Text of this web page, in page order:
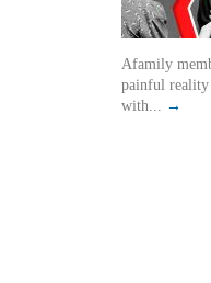
Afamily
painful reality
with... →